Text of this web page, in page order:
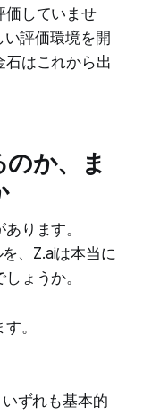
価していませ
評価環境を開
はこれから出
か、ま
ります。
、Z.aiは本当に
ょうか。
。
ずれも基本的